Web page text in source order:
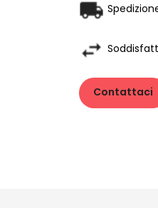
Contattaci